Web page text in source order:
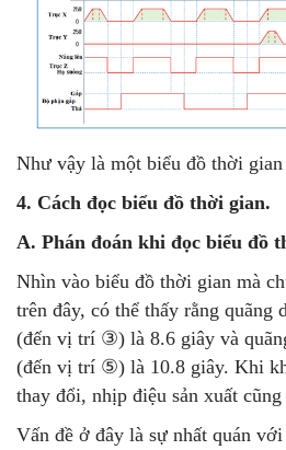
Như vậy là một biểu đồ thời gian
4. Cách đọc biểu đồ thời gian.
A. Phán đoán khi đọc biểu đồ
Nhìn vào biểu đồ thời gian mà
trên đây, có thể thấy rằng quãng
(đến vị trí ③) là 8.6 giây và
(đến vị trí ⑤) là 10.8 giây. Khi
thay đổi, nhịp điệu sản xuất
Vấn đề ở đây là sự nhất quán